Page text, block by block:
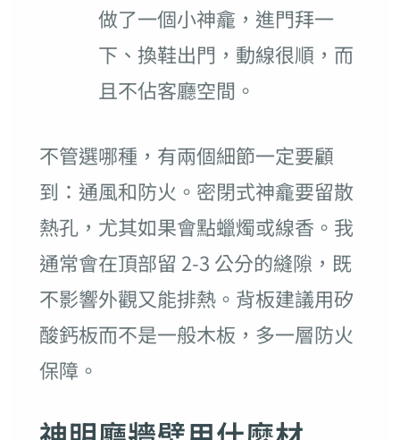
做了一個小神龕，進門拜一
下、換鞋出門，動線很順，而
且不佔客廳空間。
不管選哪種，有兩個細節一定要顧
到：通風和防火。密閉式神龕要留散
熱孔，尤其如果會點蠟燭或線香。我
通常會在頂部留 2-3 公分的縫隙，既
不影響外觀又能排熱。背板建議用矽
酸鈣板而不是一般木板，多一層防火
保障。